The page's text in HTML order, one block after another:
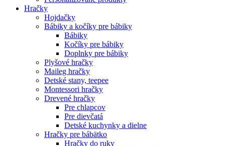
Hračky
Hojdačky
Bábiky a kočíky pre bábiky
Bábiky
Kočíky pre bábiky
Doplnky pre bábiky
Plyšové hračky
Maileg hračky
Detské stany, teepee
Montessori hračky
Drevené hračky
Pre chlapcov
Pre dievčatá
Detské kuchynky a dielne
Hračky pre bábätko
Hračky do ruky